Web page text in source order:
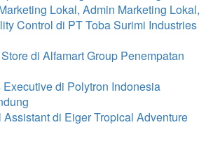
Lokal, Admin Marketing Lokal,
Control di PT Toba Surimi Industries
di Alfamart Group Penempatan
di Polytron Indonesia
di Eiger Tropical Adventure